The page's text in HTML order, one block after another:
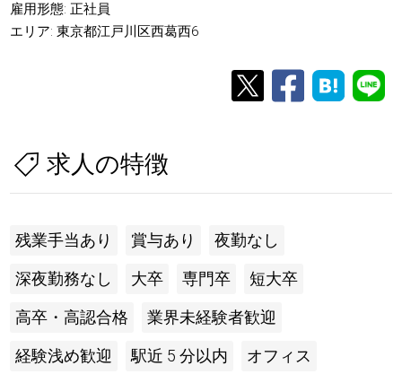
雇用形態: 正社員
エリア: 東京都江戸川区西葛西6
求人の特徴
残業手当あり 賞与あり 夜勤なし
深夜勤務なし 大卒 専門卒 短大卒
高卒・高認合格 業界未経験者歓迎
経験浅め歓迎 駅近 5 分以内 オフィス